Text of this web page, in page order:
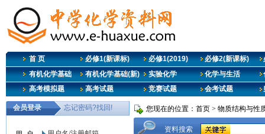
首 页 必修1(新课标) 必修1(2019) 必修2(新课标)
有机化学基础
有机化学基础(新) 实验化学 化学与生活
高考模拟题
高考试题 竞赛试题 会考试题
您现在的位置： 首页 > 物质结构与性
资料搜索